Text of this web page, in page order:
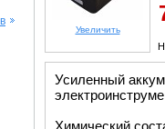
Увеличить
Усиленный
Химический